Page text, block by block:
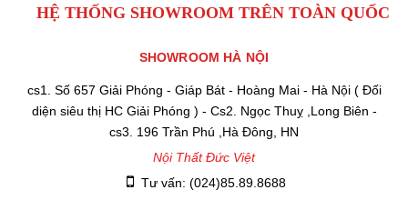
HỆ THỐNG SHOWROOM TRÊN TOÀN QUỐC
SHOWROOM HÀ NỘI
cs1. Số 657 Giải Phóng - Giáp Bát - Hoàng Mai - Hà Nội ( Đối
diện siêu thị HC Giải Phóng ) - Cs2. Ngọc Thuỵ ,Long Biên -
cs3. 196 Trần Phú ,Hà Đông, HN
Nội Thất Đức Việt
Tư vấn: (024)85.89.8688